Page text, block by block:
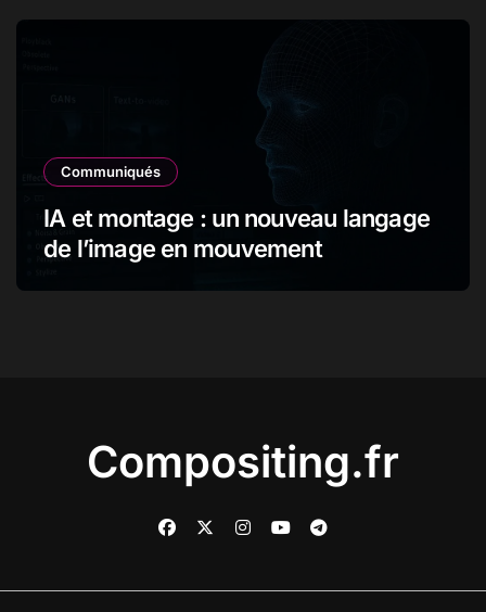
Communiqués
IA et montage : un nouveau langage
de l’image en mouvement
Compositing.fr